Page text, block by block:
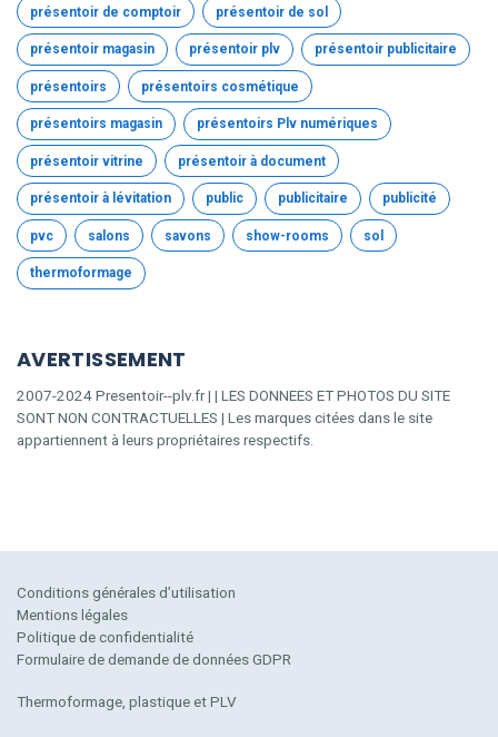
présentoir de comptoir présentoir de sol
présentoir magasin présentoir plv présentoir publicitaire
présentoirs présentoirs cosmétique
présentoirs magasin présentoirs Plv numériques
présentoir vitrine présentoir à document
présentoir à lévitation public publicitaire publicité
pvc salons savons show-rooms sol
thermoformage
AVERTISSEMENT
2007-2024 Presentoir--plv.fr | | LES DONNEES ET PHOTOS DU SITE
SONT NON CONTRACTUELLES | Les marques citées dans le site
appartiennent à leurs propriétaires respectifs.
Conditions générales d’utilisation
Mentions légales
Politique de confidentialité
Formulaire de demande de données GDPR
Thermoformage, plastique et PLV